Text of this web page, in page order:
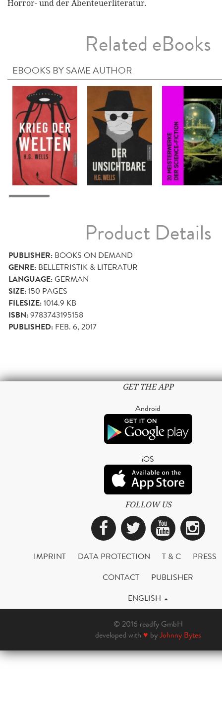
Horror- und der Abenteuerliteratur.
Related eBooks
EBOOKS BY SAME AUTHOR
Product Details
PUBLISHER: BOOKS ON DEMAND
GENRE: BELLETRISTIK & LITERATUR
LANGUAGE:GERMAN
SIZE:150 PAGES
FILESIZE:1014.9 KB
ISBN:9783743195158
PUBLISHED: FEB. 6, 2017
GET THE APP
Android
iOS
FOLLOW US
Facebook
Twitter
IMPRINT DATA PROTECTION T & C
PRESS
CONTACT
PUBLISHER
ENGLISH
© 2016 readfy GmbH
developed with ♥ byJohnny Bytes